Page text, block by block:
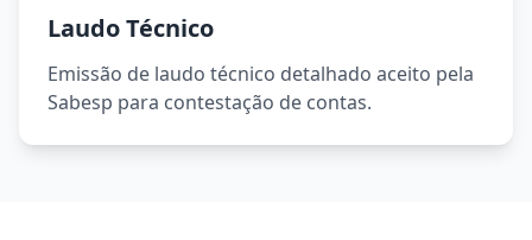
Laudo Técnico
Emissão de laudo técnico detalhado aceito pela
Sabesp para contestação de contas.